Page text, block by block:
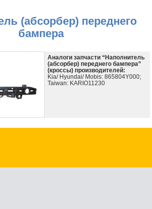
(абсорбер) переднего
бампера
Аналоги запчасти “Наполнитель
(абсорбер) переднего бампера”
(кроссы) производителей:
Kia/ Hyundai/ Mobis: 865804Y000;
Taiwan: KARIO11230